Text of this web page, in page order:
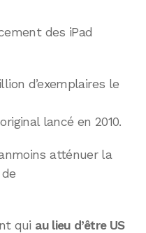
des iPad
d’exemplaires le
lancé en 2010.
atténuer la
qui au lieu d’être US